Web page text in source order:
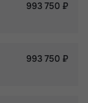
993 750 ₽
993 750 ₽